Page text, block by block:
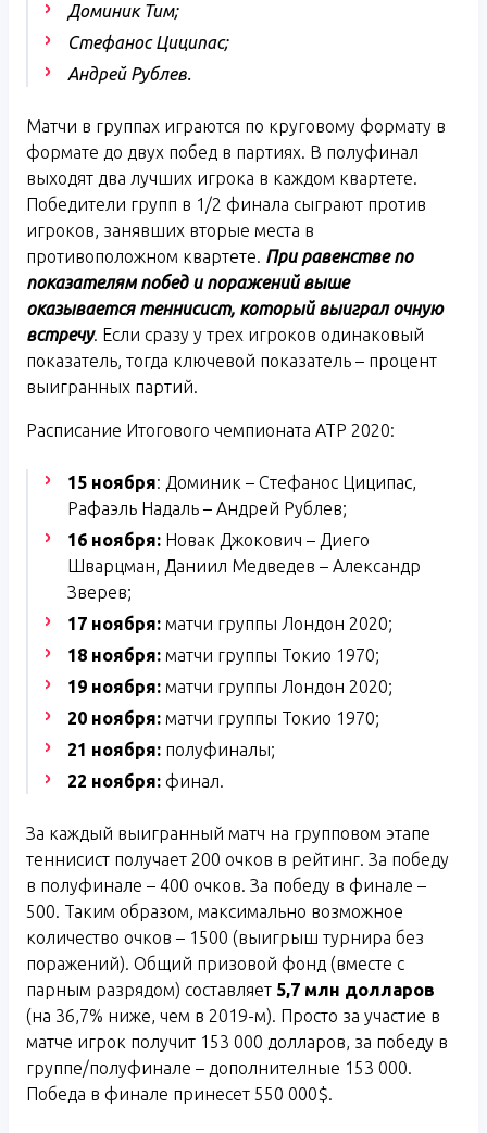
Доминик Тим;
Стефанос Циципас;
Андрей Рублев.
Матчи в группах играются по круговому формату в
формате до двух побед в партиях. В полуфинал
выходят два лучших игрока в каждом квартете.
Победители групп в 1/2 финала сыграют против
игроков, занявших вторые места в
противоположном квартете. При равенстве по
показателям побед и поражений выше
оказывается теннисист, который выиграл очную
встречу. Если сразу у трех игроков одинаковый
показатель, тогда ключевой показатель – процент
выигранных партий.
Расписание Итогового чемпионата ATP 2020:
15 ноября: Доминик – Стефанос Циципас,
Рафаэль Надаль – Андрей Рублев;
16 ноября: Новак Джокович – Диего
Шварцман, Даниил Медведев – Александр
Зверев;
17 ноября: матчи группы Лондон 2020;
18 ноября: матчи группы Токио 1970;
19 ноября: матчи группы Лондон 2020;
20 ноября: матчи группы Токио 1970;
21 ноября: полуфиналы;
22 ноября: финал.
За каждый выигранный матч на групповом этапе
теннисист получает 200 очков в рейтинг. За победу
в полуфинале – 400 очков. За победу в финале –
500. Таким образом, максимально возможное
количество очков – 1500 (выигрыш турнира без
поражений). Общий призовой фонд (вместе с
парным разрядом) составляет 5,7 млн долларов
(на 36,7% ниже, чем в 2019-м). Просто за участие в
матче игрок получит 153 000 долларов, за победу в
группе/полуфинале – дополнителные 153 000.
Победа в финале принесет 550 000$.